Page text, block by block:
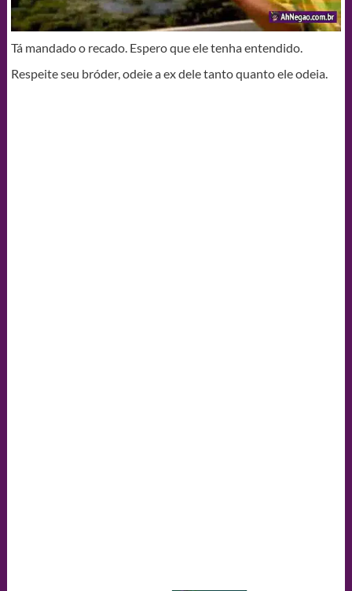
Tá mandado o recado. Espero que ele tenha entendido.
Respeite seu bróder, odeie a ex dele tanto quanto ele odeia.